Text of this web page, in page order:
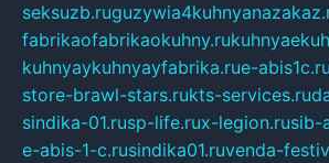
seksuzb.ru
fabrikaofabrikaokuhny.ru
kuhnyaykuhnyayfabrika.rue-abis1c.ru
store-brawl-stars.rukts-services.ru
sindika-01.rusp-life.rux-legion.rusib-
e-abis-1-c.rusindika01.ruvenda-